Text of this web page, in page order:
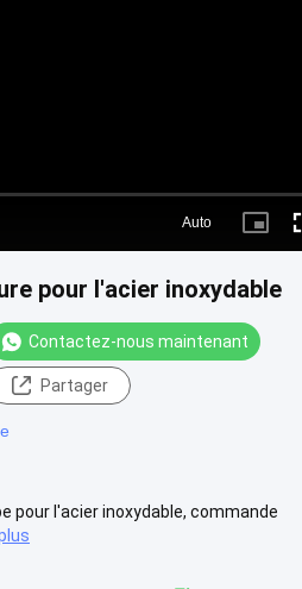
Auto
Picture-
pour l'acier inoxydable
Contactez-nous maintenant
Partager
pour l'acier inoxydable, commande